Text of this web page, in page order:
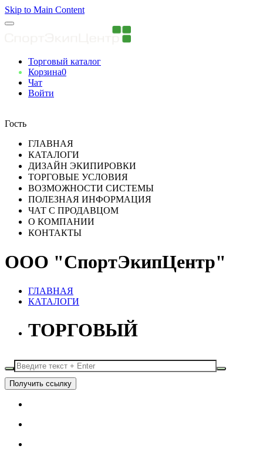
Skip to Main Content
Торговый каталог
Корзина0
Чат
Войти
Гость
ГЛАВНАЯ
КАТАЛОГИ
ДИЗАЙН ЭКИПИРОВКИ
ТОРГОВЫЕ УСЛОВИЯ
ВОЗМОЖНОСТИ СИСТЕМЫ
ПОЛЕЗНАЯ ИНФОРМАЦИЯ
ЧАТ С ПРОДАВЦОМ
О КОМПАНИИ
КОНТАКТЫ
ООО "СпортЭкипЦентр"
ГЛАВНАЯ
КАТАЛОГИ
ТОРГОВЫЙ
Получить ссылку